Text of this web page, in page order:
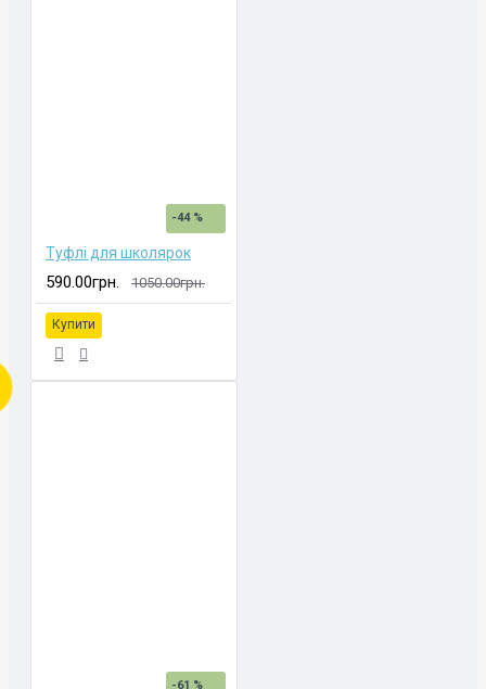
-44 %
Туфлі для школярок
590.00грн. 1050.00грн.
Купити
-61 %